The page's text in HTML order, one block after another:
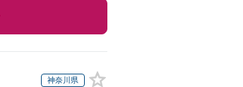
神奈川県